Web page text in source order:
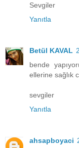
Sevgiler
Yanıtla
Betül KAVAL
bende
ellerine sağlık
sevgiler
Yanıtla
ahsapboyaci